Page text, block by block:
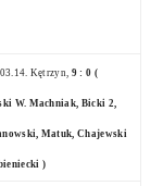
Kętrzyn, 9 : 0 (
W. Machniak, Bicki 2,
Matuk, Chajewski
)